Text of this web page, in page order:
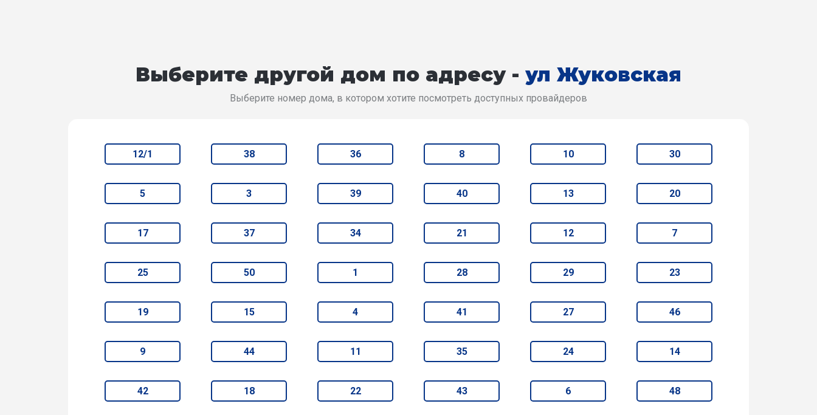
Выберите другой дом по адресу - ул Жуковская
Выберите номер дома, в котором хотите посмотреть доступных провайдеров
12/1 38 36 8 10 30
5 3 39 40 13 20
17 37 34 21 12 7
25 50 1 28 29 23
19 15 4 41 27 46
9 44 11 35 24 14
42 18 22 43 6 48